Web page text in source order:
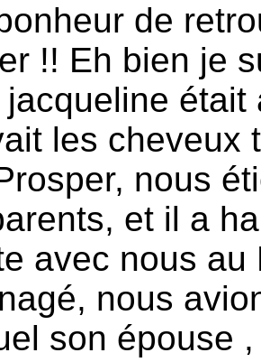
de
!! Eh bien je
les cheveux
nous
et il a
avec nous
nous
son épouse